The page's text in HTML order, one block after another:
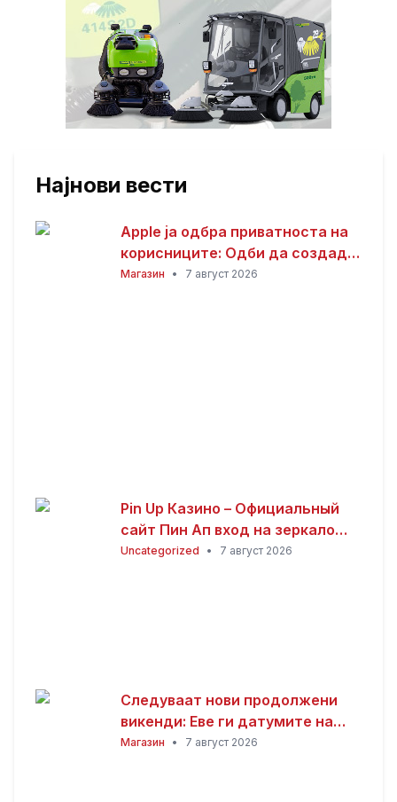
Најнови вести
Apple ја одбра приватноста на
корисниците: Одби да создаде
пристап за полицијата до iCloud
Магазин • 7 август 2026
Pin Up Казино – Официальный
сайт Пин Ап вход на зеркало
(2026)
Uncategorized • 7 август 2026
Следуваат нови продолжени
викенди: Еве ги датумите на
следните неработни денови
Магазин • 7 август 2026